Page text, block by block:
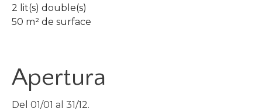
2 lit(s) double(s)
50 m² de surface
Apertura
Del 01/01 al 31/12.